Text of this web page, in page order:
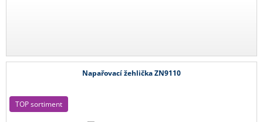
Napařovací žehlička ZN9110
TOP sortiment